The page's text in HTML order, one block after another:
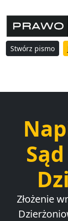
Stwórz pismo
Złożenie